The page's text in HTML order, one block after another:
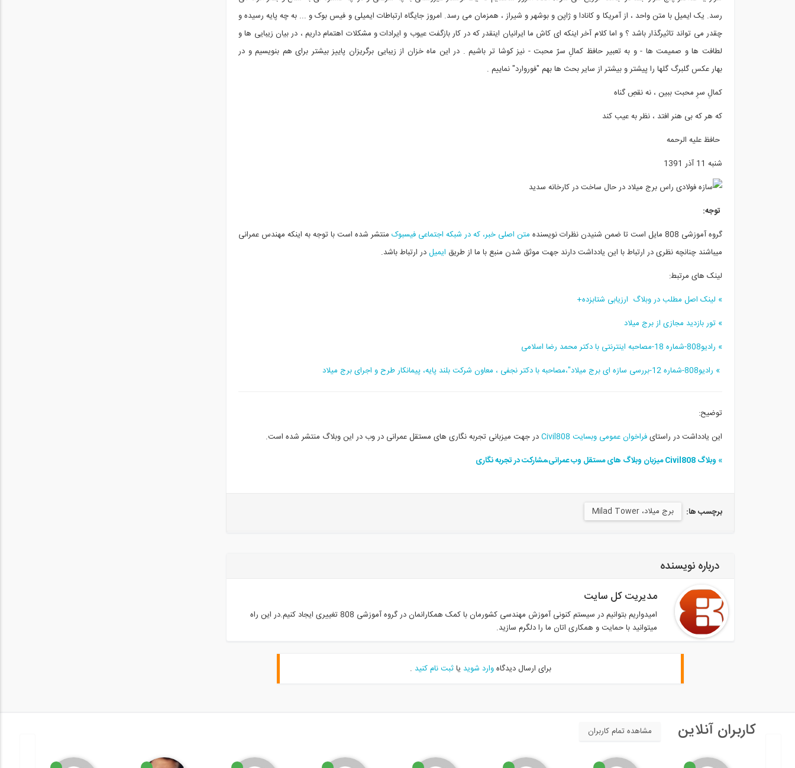
رسد. یک ایمیل با متن واحد ، از آمریکا و کانادا و ژاپن و بوشهر و شیراز ، همزمان می رسد. امروز جایگاه ارتباطات ایمیلی و فیس بوک و ... به چه پایه رسیده و
چقدر می تواند تاثیرگذار باشد ؟ و اما کلام آخر اینکه ای کاش ما ایرانیان اینقدر که در کار بازگفت عیوب و ایرادات و مشکلات اهتمام داریم ، در بیان زیبایی ها و
لطافت ها و صمیمت ها - و به تعبیر حافظ کمالِ سرّ محبت - نیز کوشا تر باشیم . در این ماه خزان از زیبایی برگریزان پاییز بیشتر برای هم بنویسیم و در
بهار عکس گلبرگ گلها را پیشتر و بیشتر از سایر بحث ها بهم "فوروارد" نماییم .
کمالِ سرِ محبت ببین ، نه نقصِ گناه
که هر که بی هنر افتد ، نظر به عیب کند
حافظ علیه الرحمه
شنبه 11 آذر 1391
توجه:
گروه آموزشی 808 مایل است تا ضمن شنیدن نظرات نویسنده
متن اصلی خبر، که در شبکه اجتماعی فیسبوک منتشر شده است با توجه به اینکه مهندس عمرانی
میباشند چنانچه نظری در ارتباط با این یادداشت دارند جهت موثق شدن منبع با ما از طریق ایمیلدر ارتباط باشد.
لینک های مرتبط:
» لینک اصل مطلب در وبلاگ ارزیابی شتابزده+
» تور بازدید مجازی از برج میلاد
» رادیو808-شماره 18-مصاحبه اینترنتی با دکتر محمد رضا اسلامی
» رادیو808-شماره 12-بررسی سازه ای برج میلاد"،مصاحبه با
دکتر نجفی ، معاون شرکت بلند پایه، پیمانکار طرح و اجرای برج میلاد
توضیح:
این یادداشت در راستایفراخوان عمومی وبسایت Civil808
در جهت میزبانی تجربه نگاری های مستقل عمرانی در وب در این وبلاگ منتشر شده است.
» وبلاگ Civil808 میزبان وبلاگ های مستقل وب عمرانی،مشارکت در تجربه نگاری
برچسب ها: برج میلاد، Milad Tower
درباره نویسنده
مدیریت کل سایت
امیدواریم بتوانیم در سیستم کنونی آموزش مهندسی کشورمان با کمک همکارانمان در گروه آموزشی 808 تغییری ایجاد کنیم.در این راه
میتوانید با حمایت و همکاری اتان ما را دلگرم سازید.
برای ارسال دیدگاهوارد شوید یاثبت نام کنید .
کاربران آنلاین مشاهده تمام کاربران